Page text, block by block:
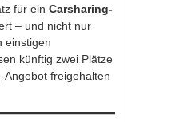
für einCarsharing-
– und nicht nur
einstigen
künftig zwei Plätze
Angebot freigehalten